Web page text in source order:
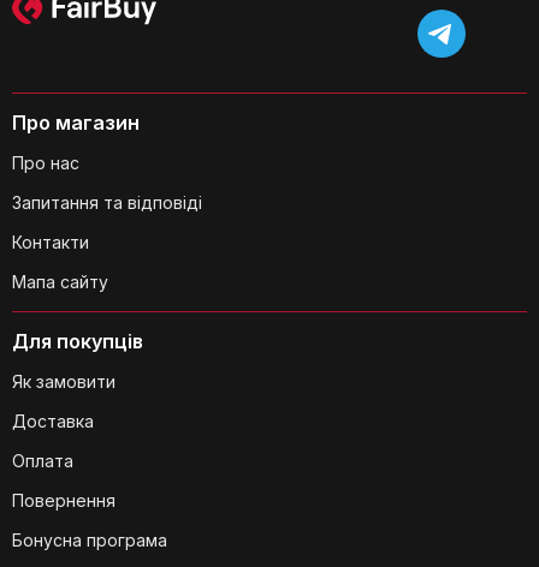
обігрівача?
Чи потрібно проводити технічне
обслуговування обігрівача?
Для покупців
Як замовити
Доставка
Оплата
Повернення
Бонусна програма
Про магазин
Про нас
Запитання та відповіді
Контакти
Мапа сайту